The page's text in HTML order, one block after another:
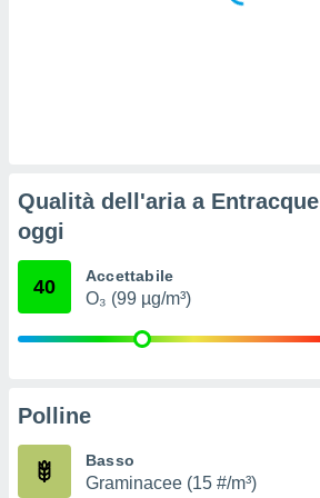
noi e i
simili
Qualità dell'aria a Entracque
oggi
40 Accettabile
O₃ (99 µg/m³)
Polline
Basso
Graminacee (15 #/m³)